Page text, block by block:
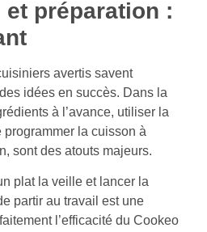
préparation :
avertis savent
idées en succès. Dans la
à l’avance, utiliser la
la cuisson à
sont des atouts majeurs.
plat la veille et lancer la
partir au travail est une
l’efficacité du Cookeo